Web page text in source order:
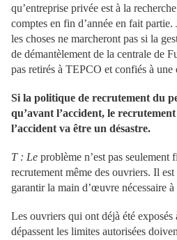
qu’entreprise privée est à la
comptes en fin d’année en fait partie.
les choses ne marcheront pas si la
de démantèlement de la centrale de
pas retirés à TEPCO et confiés à une
Si la politique de recrutement du
qu’avant l’accident, le
l’accident va être un désastre.
T : Le problème n’est pas seulement
recrutement même des ouvriers. Il
garantir la main d’œuvre nécessaire
Les ouvriers qui ont déjà été exposés
dépassent les limites autorisées